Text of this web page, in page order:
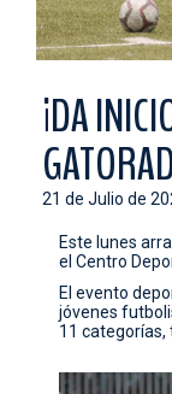
RESPONSABILIDAD
TAQUILLA
TIENDA
ESTADIO
PRENSA
¡DA
21 de Julio de
Este lunes
el Centro
El evento
jóvenes
11 categorías,